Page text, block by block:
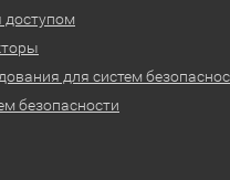
доступом
для систем
безопасности